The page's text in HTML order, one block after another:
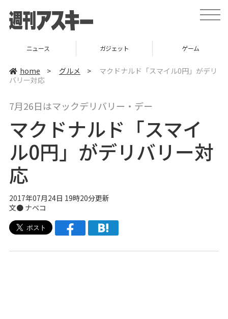
t
o
a
v
ニュース ガジェット ゲーム
home > グルメ >
マクドナルド「スマイル0円」がデリ
バリー対応
7月26日はマックデリバリー・デー
マクドナルド「スマイ
ル0円」がデリバリー対
応
2017年07月24日 19時20分更新
文● ナベコ